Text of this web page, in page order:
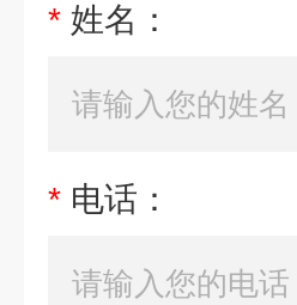
* 姓名：
* 电话：